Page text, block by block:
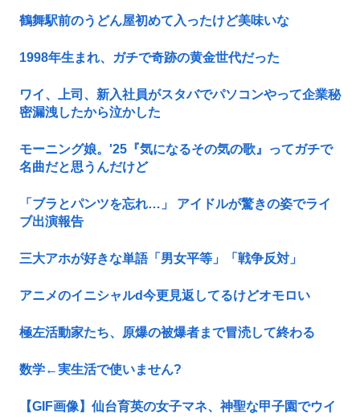
鶴舞駅前のうどん屋初めて入ったけど美味いな
1998年生まれ、ガチで奇跡の黄金世代だった
ワイ、上司、新入社員がスタバでパソコンやって企業秘
密漏洩したから泣かした
モーニング娘。'25『気になるその気の歌』ってガチで
名曲だと思うんだけど
「ブラとパンツを忘れ…」 アイドルが驚きの姿でライ
ブ出演報告
三大アホが好きな単語「男女平等」「戦争反対」
アニメのイニシャルd今更見返してるけどオモロい
極左活動家たち、原爆の被爆者まで冒涜して終わる
数学←実生活で使いません?
【GIF画像】仙台育英の女子マネ、神聖な甲子園でウイ